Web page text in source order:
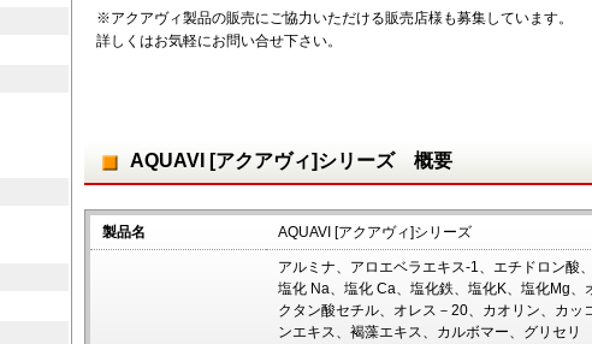
※アクアヴィ製品の販売にご協力いただける販売店様も募集しています。
詳しくはお気軽にお問い合せ下さい。
AQUAVI [アクアヴィ]シリーズ 概要
製品名 AQUAVI [アクアヴィ]シリーズ
アルミナ、アロエベラエキス-1、エチドロン酸、
塩化 Na、塩化 Ca、塩化鉄、塩化K、塩化Mg、
クタン酸セチル、オレス－20、カオリン、カッ
ンエキス、褐藻エキス、カルボマー、グリセリ